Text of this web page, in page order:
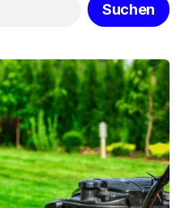
Suchen